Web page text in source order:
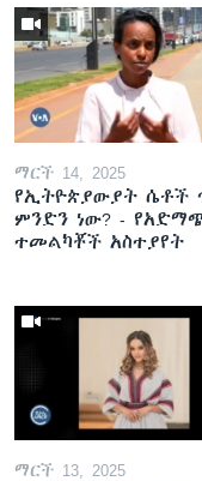
ማርች 14, 2025
የኢትዮጵያውያት ሴቶች
ምንድን ነው? -
ተመልካቾች አስተያየት
ማርች 13, 2025